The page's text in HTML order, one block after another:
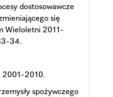
dostosowawcze
się
Wieloletni 2011-
34.
2001-2010.
spożywczego